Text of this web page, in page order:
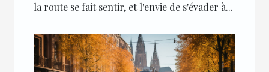
la route se fait sentir, et l'envie de s'évader à...